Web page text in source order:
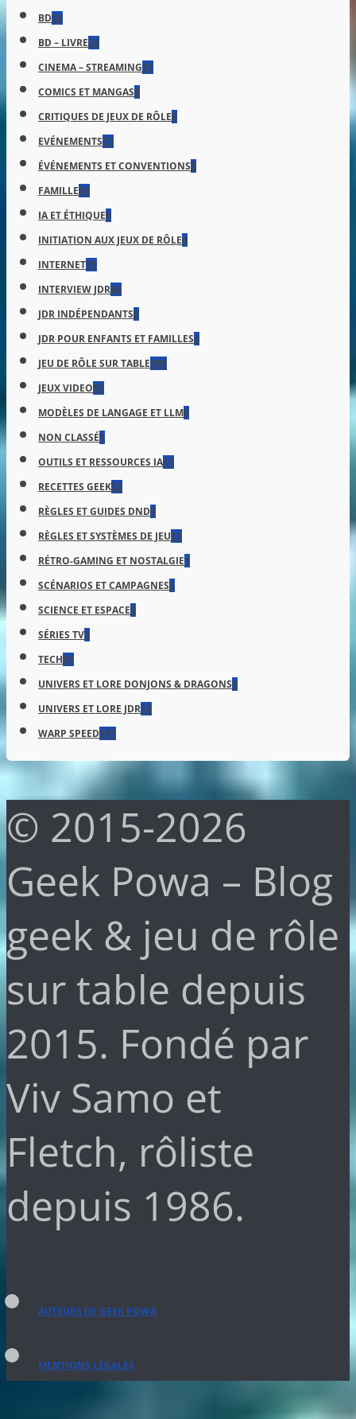
BD38
BD – LIVRE24
CINEMA – STREAMING37
COMICS ET MANGAS3
CRITIQUES DE JEUX DE RÔLE8
EVÉNEMENTS73
ÉVÉNEMENTS ET CONVENTIONS3
FAMILLE54
IA ET ÉTHIQUE6
INITIATION AUX JEUX DE RÔLE4
INTERNET75
INTERVIEW JDR68
JDR INDÉPENDANTS6
JDR POUR ENFANTS ET FAMILLES3
JEU DE RÔLE SUR TABLE499
JEUX VIDEO53
MODÈLES DE LANGAGE ET LLM6
NON CLASSÉ1
OUTILS ET RESSOURCES IA11
RECETTES GEEK22
RÈGLES ET GUIDES DND8
RÈGLES ET SYSTÈMES DE JEU13
RÉTRO-GAMING ET NOSTALGIE1
SCÉNARIOS ET CAMPAGNES3
SCIENCE ET ESPACE5
SÉRIES TV3
TECH97
UNIVERS ET LORE DONJONS & DRAGONS9
UNIVERS ET LORE JDR13
WARP SPEED197
© 2015-2026
Geek Powa – Blog
geek & jeu de rôle
sur table depuis
2015. Fondé par
Viv Samo et
Fletch, rôliste
depuis 1986.
AUTEURS DE GEEK POWA
MENTIONS LÉGALES